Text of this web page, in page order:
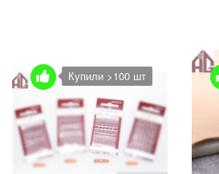
Купили >100 шт